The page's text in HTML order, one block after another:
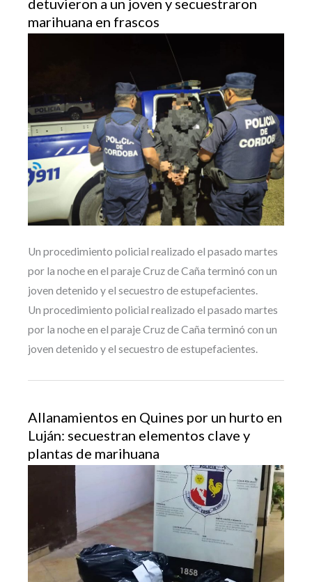
marihuana en frascos
Un procedimiento policial realizado el pasado martes
por la noche en el paraje Cruz de Caña terminó con un
joven detenido y el secuestro de estupefacientes.
Un procedimiento policial realizado el pasado martes
por la noche en el paraje Cruz de Caña terminó con un
joven detenido y el secuestro de estupefacientes.
Allanamientos en Quines por un hurto en
Luján: secuestran elementos clave y
plantas de marihuana